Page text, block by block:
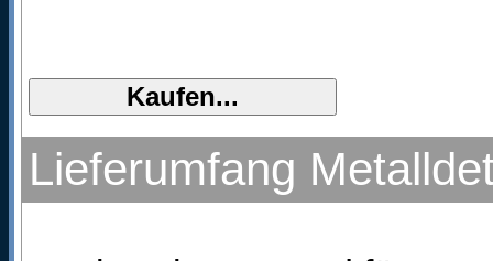
Lieferumfang